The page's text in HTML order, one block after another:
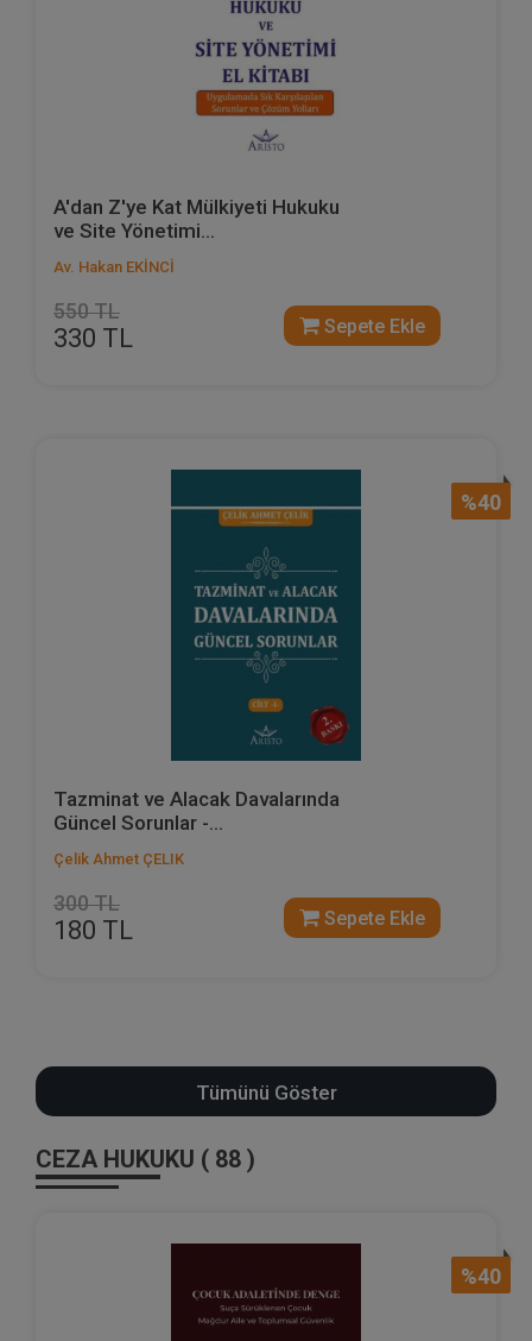
A'dan Z'ye Kat Mülkiyeti Hukuku
ve Site Yönetimi...
Av. Hakan EKİNCİ
550 TL
330 TL Sepete Ekle
%40
Tazminat ve Alacak Davalarında
Güncel Sorunlar -...
Çelik Ahmet ÇELIK
300 TL
180 TL Sepete Ekle
Tümünü Göster
CEZA HUKUKU ( 88 )
%40